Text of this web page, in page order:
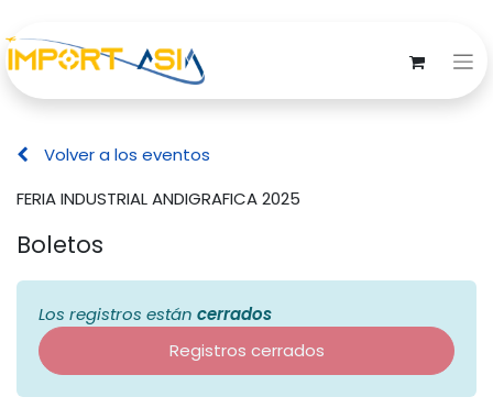
Volver a los eventos
FERIA INDUSTRIAL ANDIGRAFICA 2025
Boletos
Los registros están cerrados
Registros cerrados